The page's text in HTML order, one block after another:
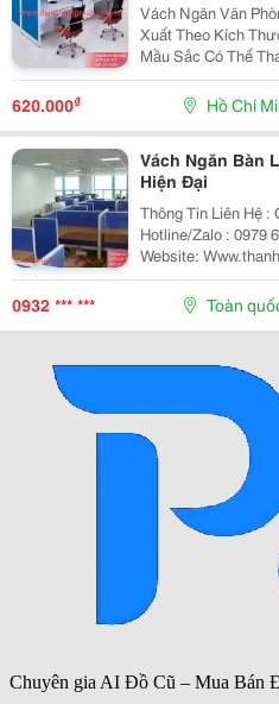
Vách Ngăn Văn
Xuất Theo Kích
Mầu Sắc Có Thể
Thông Tin Liên Hệ : Công Ty Cổ Phần Thanh Bình Group
620.000₫ Hồ Chí
Vách Ngăn Bàn
Hiện Đại
Thông Tin Liên Hệ : Công Ty Cổ Phần Thanh Bình Group
Hotline/Zalo : 0979
Website:
Thanh Bình Group
0932 *** *** Toàn